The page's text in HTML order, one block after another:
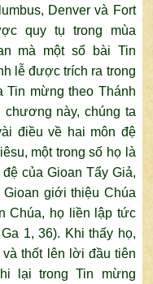
Denver và Fort
quy tụ trong mùa
mà một số bài Tin
lễ được trích ra trong
Tin mừng theo Thánh
này, chúng ta
điều về hai môn đệ
một trong số họ là
của Gioan Tẩy Giả,
giới thiệu Chúa
Chúa, họ liền lập tức
1, 36). Khi thấy họ,
thốt lên lời đầu tiên
lại trong Tin mừng